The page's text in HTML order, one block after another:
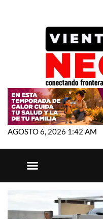
AGOSTO 6, 2026 1:42 AM